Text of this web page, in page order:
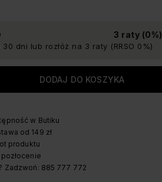
3 raty (0%)
30 dni lub rozłóż na 3 raty (RRSO 0%)
w Butiku
od 149 zł
produktu
Zadzwoń: 885 777 772